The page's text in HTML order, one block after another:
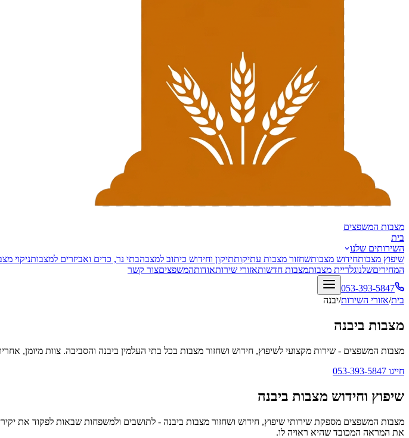
מצבות המשפצים
בית
השירותים שלנו
שיפוץ מצבותחידוש מצבותשחזור מצבות עתיקותתיקון וחידוש כיתוב למצבהבתי נר, כדים ואביזרים למצבותניקוי
המחיריםשלנוגלריית מצבותמצבות חדשותאזורי שירותאודותהמשפציםצור קשר
053-393-5847
בית/אזורי השירות/יבנה
מצבות ביבנה
מצבות המשפצים - שירות מקצועי לשיפוץ, חידוש ושחזור מצבות בכל בתי העלמין ביבנה והסביבה. צוות מיומן,
חייגו 053-393-5847
שיפוץ וחידוש מצבות ביבנה
מצבות המשפצים מספקת שירותי שיפוץ, חידוש ושחזור מצבות ביבנה - לתושבים ולמשפחות שבאות לפקוד את
את המראה המכובד שהיא ראויה לו.